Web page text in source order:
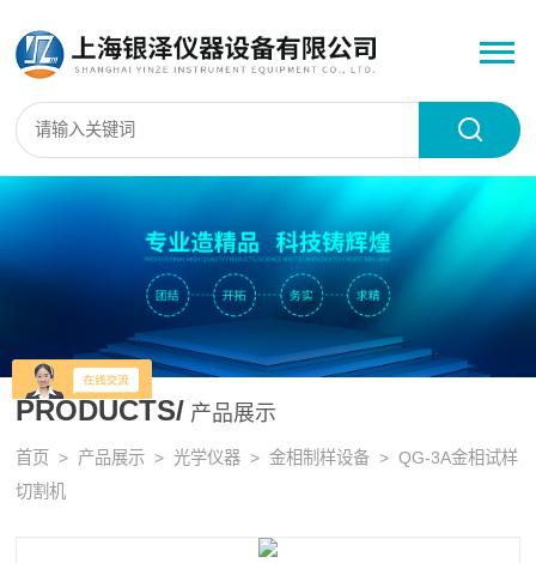
PRODUCTS/ 产品展示
首页 > 产品展示 > 光学仪器 >金相制样设备 > QG-3A金相试样
切割机